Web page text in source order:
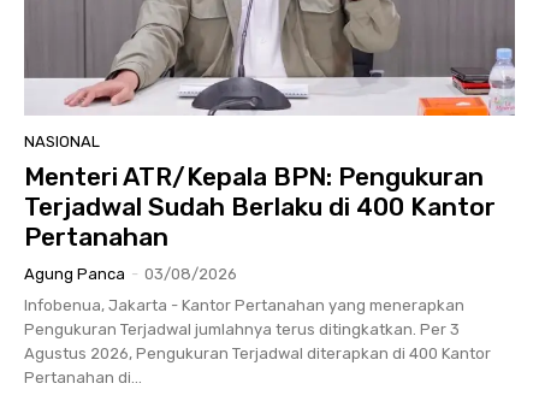
NASIONAL
Menteri ATR/Kepala BPN: Pengukuran
Terjadwal Sudah Berlaku di 400 Kantor
Pertanahan
Agung Panca - 03/08/2026
Infobenua, Jakarta - Kantor Pertanahan yang menerapkan
Pengukuran Terjadwal jumlahnya terus ditingkatkan. Per 3
Agustus 2026, Pengukuran Terjadwal diterapkan di 400 Kantor
Pertanahan di...